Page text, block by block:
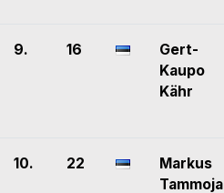
9. 16
Gert-
Kaupo
Kähr
10. 22
Markus
Tammoja